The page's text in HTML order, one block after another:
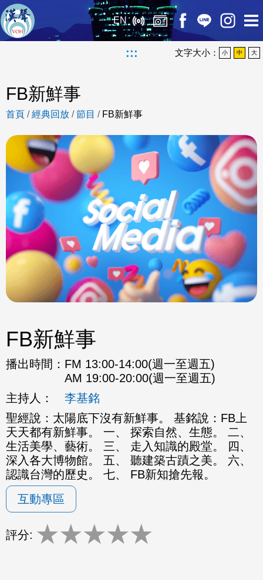
EN
::: 文字大小： 小 中 大
FB新鮮事
首頁 /經典回放 /節目 / FB新鮮事
FB新鮮事
播出時間： FM 13:00-14:00(週一至週五)
AM 19:00-20:00(週一至週五)
主持人：
李基銘
聖經說：太陽底下沒有新鮮事。 基銘說：FB上
天天都有新鮮事。 一、 探索自然、生態。 二、
生活美學、藝術。 三、 走入知識的殿堂。 四、
深入各大博物館。 五、 聽建築古蹟之美。 六、
認識台灣的歷史。 七、 FB新知搶先報。
互動專區
評分: ★★★★★